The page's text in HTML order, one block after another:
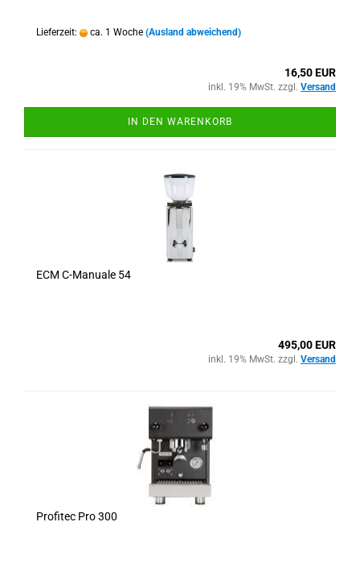
Lieferzeit: ca. 1 Woche (Ausland abweichend)
16,50 EUR
inkl. 19% MwSt. zzgl. Versand
IN DEN WARENKORB
ECM C-Manuale 54
495,00 EUR
inkl. 19% MwSt. zzgl. Versand
Profitec Pro 300